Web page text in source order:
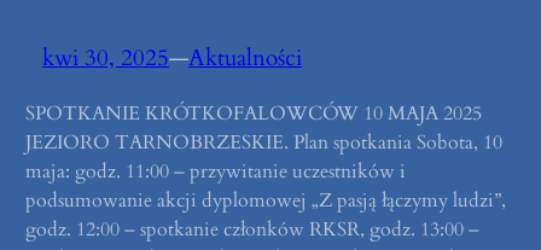
kwi 30, 2025—Aktualności
SPOTKANIE KRÓTKOFALOWCÓW 10 MAJA 2025
JEZIORO TARNOBRZESKIE. Plan spotkania Sobota, 10
maja: godz. 11:00 – przywitanie uczestników i
podsumowanie akcji dyplomowej „Z pasją łączymy ludzi”,
godz. 12:00 – spotkanie członków RKSR, godz. 13:00 –